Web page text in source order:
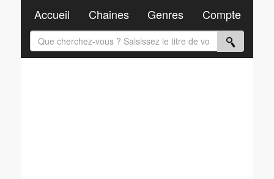
Accueil Chaines Genres Compte